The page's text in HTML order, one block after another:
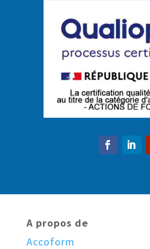
A propos de
Accoform